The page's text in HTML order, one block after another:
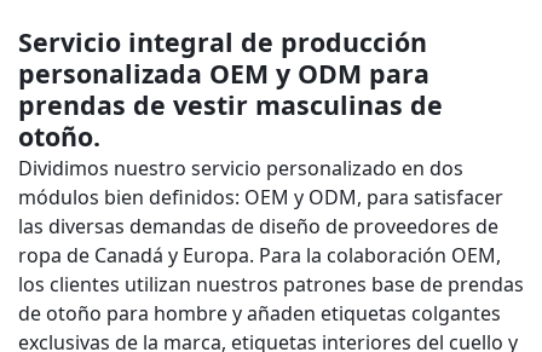
Servicio integral de producción
personalizada OEM y ODM para
prendas de vestir masculinas de
otoño.
Dividimos nuestro servicio personalizado en dos
módulos bien definidos: OEM y ODM, para satisfacer
las diversas demandas de diseño de proveedores de
ropa de Canadá y Europa. Para la colaboración OEM,
los clientes utilizan nuestros patrones base de prendas
de otoño para hombre y añaden etiquetas colgantes
exclusivas de la marca, etiquetas interiores del cuello y